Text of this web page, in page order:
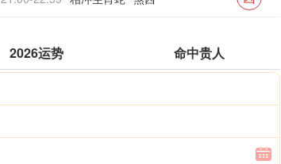
2026运势 命中贵人